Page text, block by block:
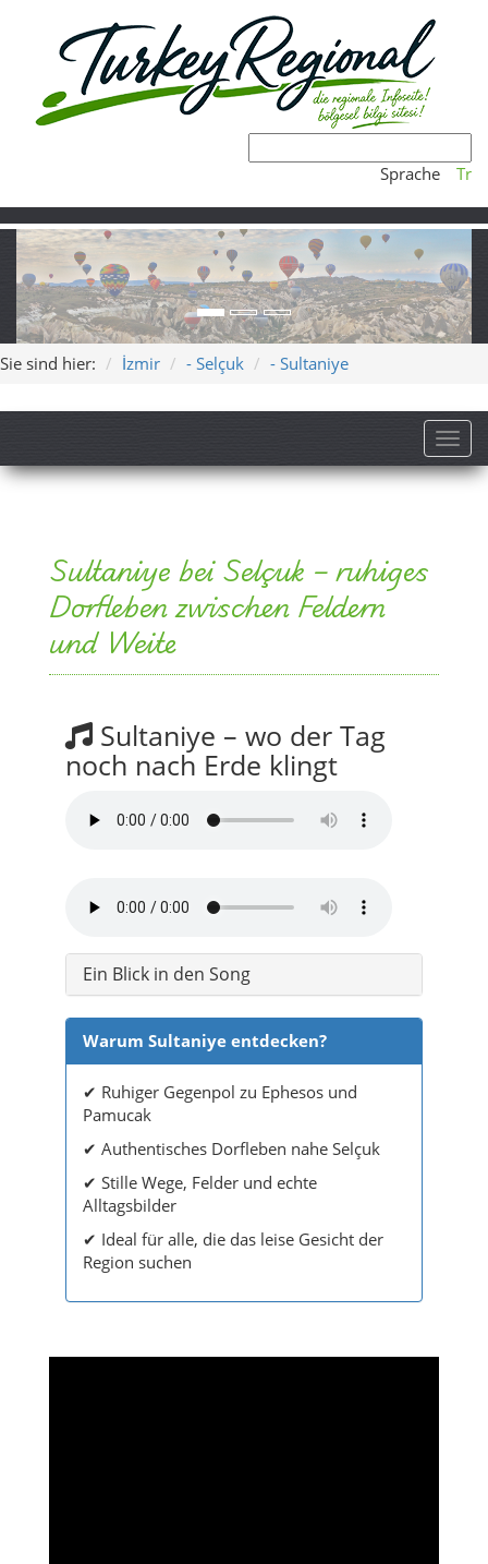
Sprache Tr
Sie sind hier: İzmir - Selçuk - Sultaniye
Sultaniye bei Selçuk – ruhiges
Dorfleben zwischen Feldern
und Weite
Sultaniye – wo der Tag
noch nach Erde klingt
Ein Blick in den Song
Warum Sultaniye entdecken?
✔ Ruhiger Gegenpol zu Ephesos und
Pamucak
✔ Authentisches Dorfleben nahe Selçuk
✔ Stille Wege, Felder und echte
Alltagsbilder
✔ Ideal für alle, die das leise Gesicht der
Region suchen